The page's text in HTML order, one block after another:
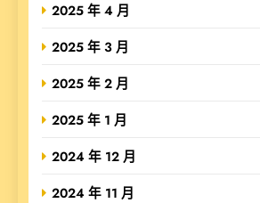
2025 年 4 月
2025 年 3 月
2025 年 2 月
2025 年 1 月
2024 年 12 月
2024 年 11 月